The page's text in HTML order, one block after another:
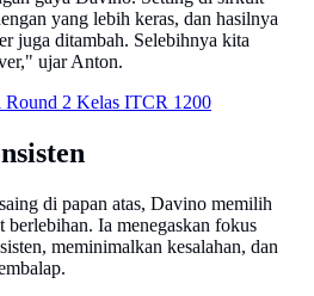
yang lebih keras, dan hasilnya
juga ditambah. Selebihnya kita
ujar Anton.
Round 2 Kelas ITCR 1200
di papan atas, Davino memilih
berlebihan. Ia menegaskan fokus
meminimalkan kesalahan, dan